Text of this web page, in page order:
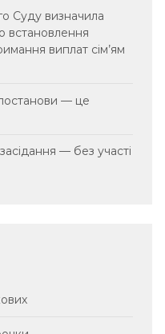
Суду визначила
встановлення
виплат сім’ям
— це
— без участі